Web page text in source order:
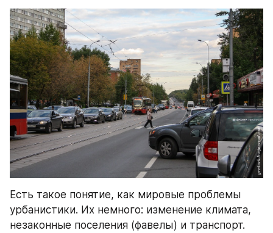
Есть такое понятие, как мировые проблемы
урбанистики. Их немного: изменение климата,
незаконные поселения (фавелы) и транспорт.